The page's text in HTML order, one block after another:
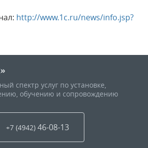
http://www.1c.ru/news/info.jsp?
спектр услуг по установке,
обучению и сопровождению
+7 (4942) 46-08-13